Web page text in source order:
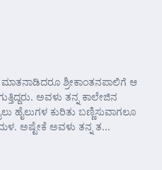
ಶ್ರೀಕಾಂತನಪಾಲಿಗೆ ಆ
ಅವಳು ತನ್ನ ಕಾಲೇಜಿನ
ಹೈಲುಗಳ ಕುರಿತು ಬಣ್ಣಿಸುವಾಗಲೂ
ಅಷ್ಟೇಕೆ ಅವಳು ತನ್ನ ತ...